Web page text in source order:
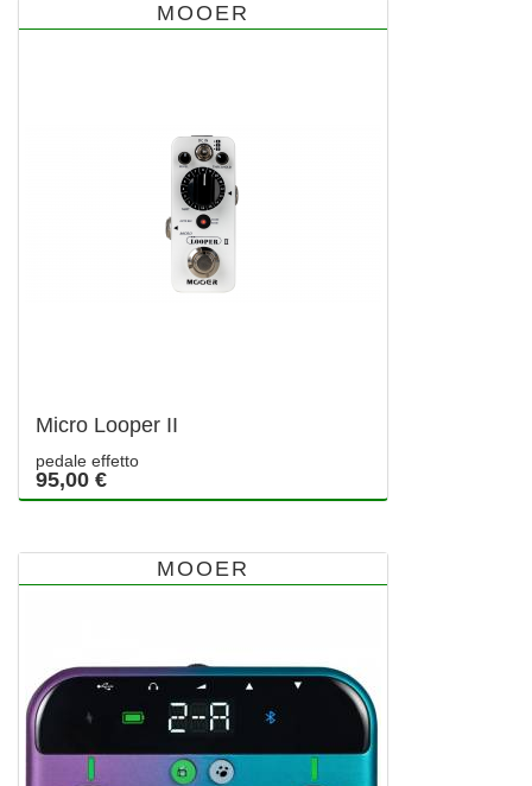
MOOER
Micro Looper II
pedale effetto
95,00 €
MOOER